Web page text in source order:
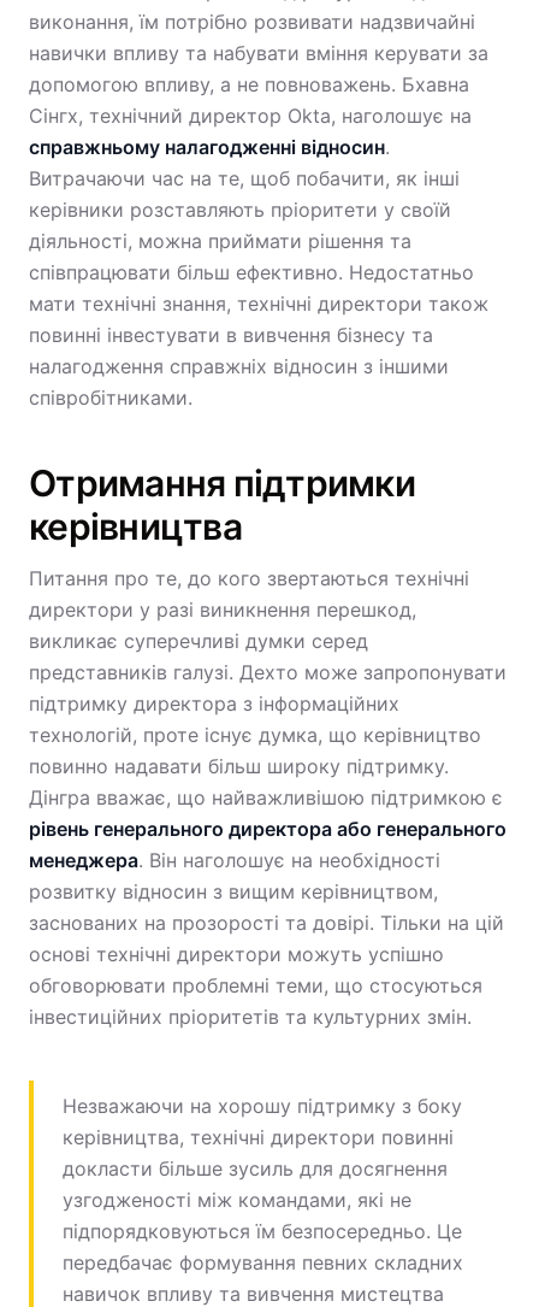
виконання, їм потрібно розвивати надзвичайні
навички впливу та набувати вміння керувати за
допомогою впливу, а не повноважень. Бхавна
Сінгх, технічний директор Okta, наголошує на
справжньому налагодженні відносин.
Витрачаючи час на те, щоб побачити, як інші
керівники розставляють пріоритети у своїй
діяльності, можна приймати рішення та
співпрацювати більш ефективно. Недостатньо
мати технічні знання, технічні директори також
повинні інвестувати в вивчення бізнесу та
налагодження справжніх відносин з іншими
співробітниками.
Отримання підтримки
керівництва
Питання про те, до кого звертаються технічні
директори у разі виникнення перешкод,
викликає суперечливі думки серед
представників галузі. Дехто може запропонувати
підтримку директора з інформаційних
технологій, проте існує думка, що керівництво
повинно надавати більш широку підтримку.
Дінгра вважає, що найважливішою підтримкою є
рівень генерального директора або генерального
менеджера. Він наголошує на необхідності
розвитку відносин з вищим керівництвом,
заснованих на прозорості та довірі. Тільки на цій
основі технічні директори можуть успішно
обговорювати проблемні теми, що стосуються
інвестиційних пріоритетів та культурних змін.
Незважаючи на хорошу підтримку з боку
керівництва, технічні директори повинні
докласти більше зусиль для досягнення
узгодженості між командами, які не
підпорядковуються їм безпосередньо. Це
передбачає формування певних складних
навичок впливу та вивчення мистецтва